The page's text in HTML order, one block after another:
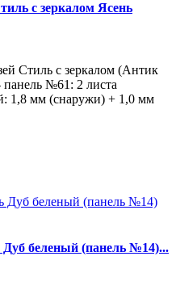
с зеркалом Ясень
Стиль с зеркалом (Антик
№61: 2 листа
1,8 мм (снаружи) + 1,0 мм
Дуб беленый (панель №14)...